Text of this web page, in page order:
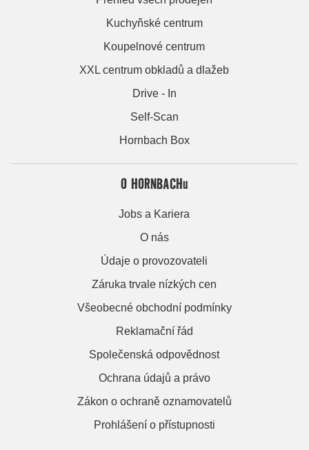
Kuchyňské centrum
Koupelnové centrum
XXL centrum obkladů a dlažeb
Drive - In
Self-Scan
Hornbach Box
O HORNBACHu
Jobs a Kariera
O nás
Údaje o provozovateli
Záruka trvale nízkých cen
Všeobecné obchodní podmínky
Reklamační řád
Společenská odpovědnost
Ochrana údajů a právo
Zákon o ochraně oznamovatelů
Prohlášení o přístupnosti